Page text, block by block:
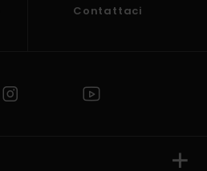
Contattaci